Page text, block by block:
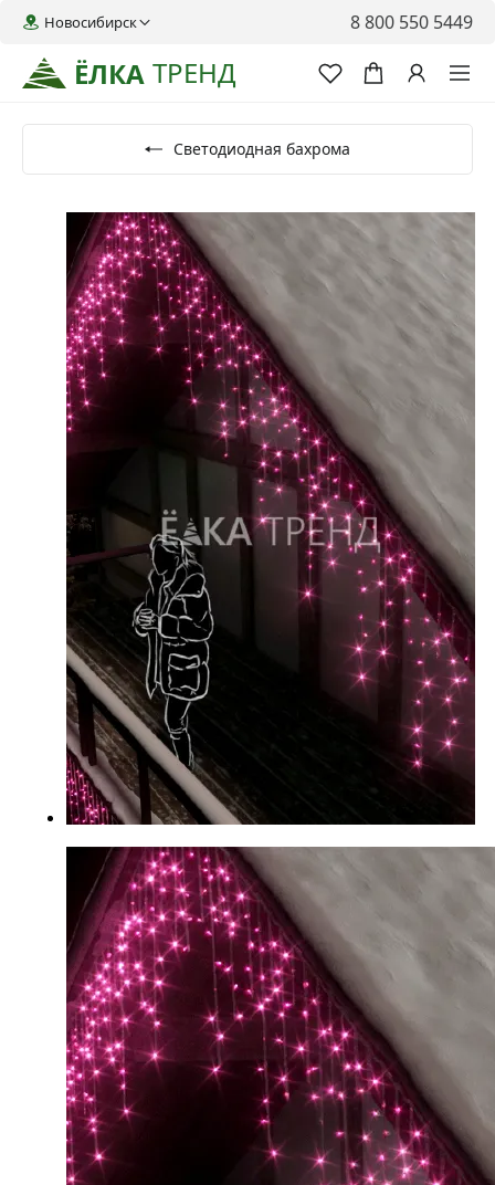
ЁЛКА ТРЕНД
Новосибирск 8 800 550 5449
Светодиодная бахрома